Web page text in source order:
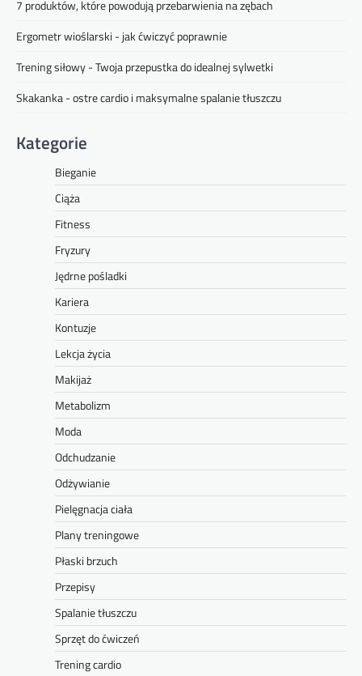
7 produktów, które powodują przebarwienia na zębach
Ergometr wioślarski - jak ćwiczyć poprawnie
Trening siłowy - Twoja przepustka do idealnej sylwetki
Skakanka - ostre cardio i maksymalne spalanie tłuszczu
Kategorie
Bieganie
Ciąża
Fitness
Fryzury
Jędrne pośladki
Kariera
Kontuzje
Lekcja życia
Makijaż
Metabolizm
Moda
Odchudzanie
Odżywianie
Pielęgnacja ciała
Plany treningowe
Płaski brzuch
Przepisy
Spalanie tłuszczu
Sprzęt do ćwiczeń
Trening cardio